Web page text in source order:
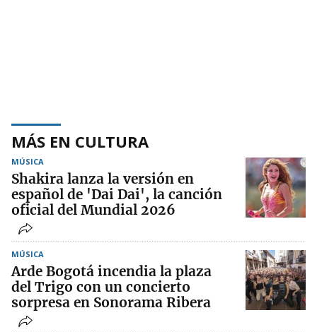
MÁS EN CULTURA
MÚSICA
Shakira lanza la versión en
español de 'Dai Dai', la canción
oficial del Mundial 2026
MÚSICA
Arde Bogotá incendia la plaza
del Trigo con un concierto
sorpresa en Sonorama Ribera